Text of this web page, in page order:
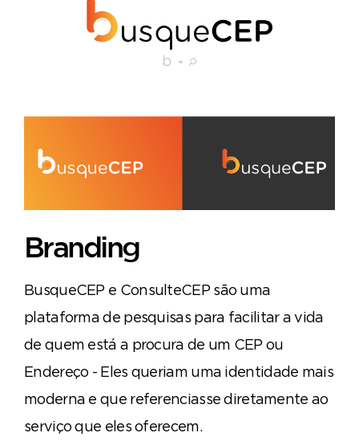
Branding
BusqueCEP e ConsulteCEP são uma
plataforma de pesquisas para facilitar a vida
de quem está a procura de um CEP ou
Endereço - Eles queriam uma identidade mais
moderna e que referenciasse diretamente ao
serviço que eles oferecem.